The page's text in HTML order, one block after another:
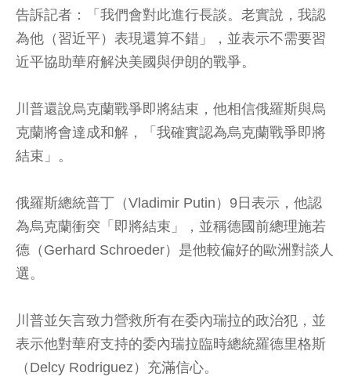
告訴記者：「我們會對此進行長談。老實說，我認
為他（習近平）表現還算不錯」，並表示不需要習
近平協助華府解決美國與伊朗的戰爭。
川普還說烏克蘭戰爭即將結束，他相信俄羅斯與烏
克蘭將會達成和解，「我確實認為烏克蘭戰爭即將
結束」。
俄羅斯總統普丁（Vladimir Putin）9日表示，他認
為烏克蘭衝突「即將結束」，並稱德國前總理施若
德（Gerhard Schroeder）是他較偏好的歐洲對談人
選。
川普並矢言致力營救所有在委內瑞拉的政治犯，並
表示他對華府支持的委內瑞拉臨時總統羅德里格斯
（Delcy Rodriguez）充滿信心。